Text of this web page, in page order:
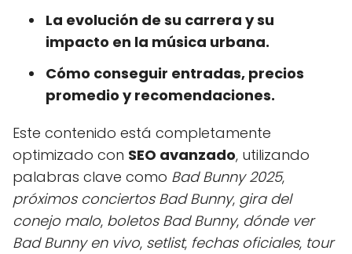
La evolución de su carrera y su
impacto en la música urbana.
Cómo conseguir entradas, precios
promedio y recomendaciones.
Este contenido está completamente
optimizado con SEO avanzado, utilizando
palabras clave como Bad Bunny 2025,
próximos conciertos Bad Bunny, gira del
conejo malo, boletos Bad Bunny, dónde ver
Bad Bunny en vivo, setlist, fechas oficiales, tour